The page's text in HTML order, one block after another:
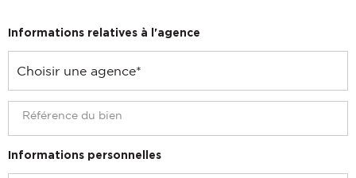
Informations relatives à l'agence
Informations personnelles